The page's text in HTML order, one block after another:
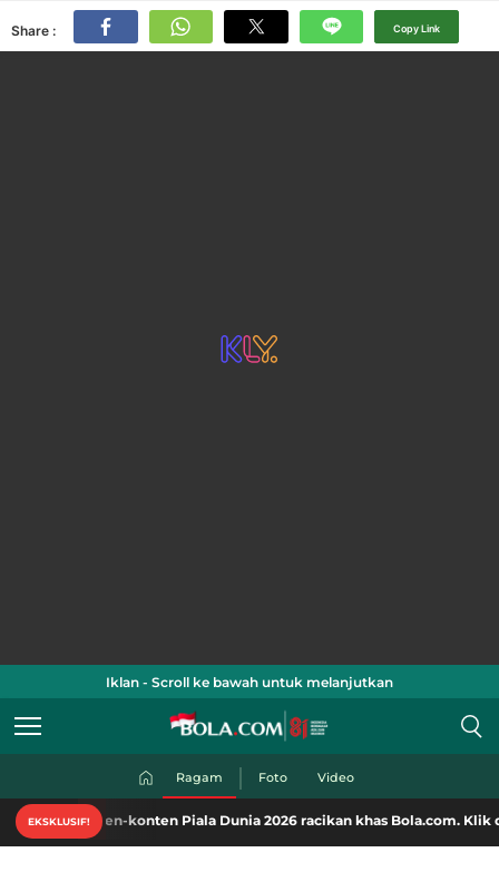
Share : Copy Link
Iklan - Scroll ke bawah untuk melanjutkan
Ragam Foto Video
EKSKLUSIF!
konten Piala Dunia 2026 racikan khas Bola.com. Klik di sini!